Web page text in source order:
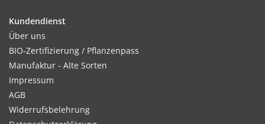
Kundendienst
Über uns
BIO-Zertifizierung / Pflanzenpass
Manufaktur - Alte Sorten
Impressum
AGB
Widerrufsbelehrung